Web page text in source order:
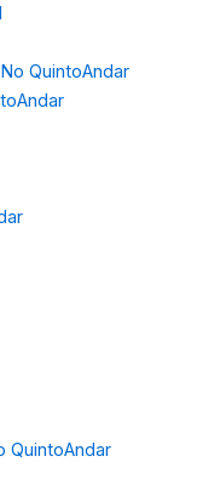
QuintoAndar
QuintoAndar